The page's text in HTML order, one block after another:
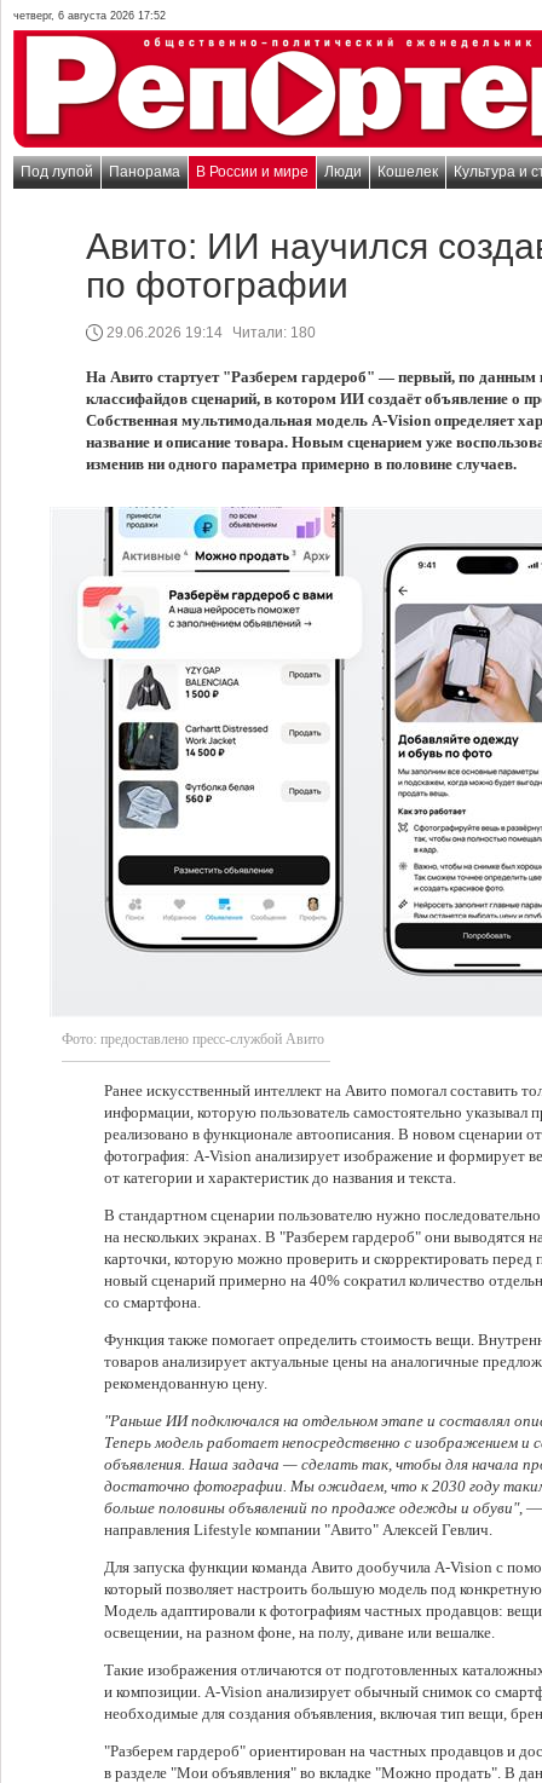
четверг, 6 августа 2026 17:52
Под лупой Панорама В России и мире Люди Кошелек Культура и
Авито: ИИ научился
по фотографии
29.06.2026 19:14 Читали: 180
На Авито стартует "Разберем гардероб" — первый, по данным
классифайдов сценарий, в котором ИИ создаёт объявление о
Собственная мультимодальная модель A-Vision определяет
название и описание товара. Новым сценарием уже
изменив ни одного параметра примерно в половине случаев.
Фото: предоставлено пресс-службой Авито
Ранее искусственный интеллект на Авито помогал составить
информации, которую пользователь самостоятельно
реализовано в функционале автоописания. В новом сценарии
фотография: A-Vision анализирует изображение и формирует
от категории и характеристик до названия и текста.
В стандартном сценарии пользователю нужно
на нескольких экранах. В "Разберем гардероб" они выводятся
карточки, которую можно проверить и скорректировать перед
новый сценарий примерно на 40% сократил количество
со смартфона.
Функция также помогает определить стоимость вещи.
товаров анализирует актуальные цены на аналогичные
рекомендованную цену.
"Раньше ИИ подключался на отдельном этапе и составлял
Теперь модель работает непосредственно с изображением
объявления. Наша задача — сделать так, чтобы для начала
достаточно фотографии. Мы ожидаем, что к 2030 году
больше половины объявлений по продаже одежды и обуви", —
направления Lifestyle компании "Авито" Алексей Гевлич.
Для запуска функции команда Авито дообучила A-Vision с
который позволяет настроить большую модель под
Модель адаптировали к фотографиям частных продавцов:
освещении, на разном фоне, на полу, диване или вешалке.
Такие изображения отличаются от подготовленных
и композиции. A-Vision анализирует обычный снимок со
необходимые для создания объявления, включая тип вещи,
"Разберем гардероб" ориентирован на частных продавцов и
в разделе "Мои объявления" во вкладке "Можно продать". В